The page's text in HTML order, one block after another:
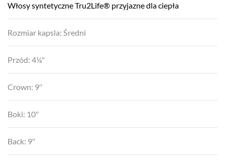
Włosy syntetyczne Tru2Life® przyjazne dla ciepła
Rozmiar kapsla: Średni
Przód: 4¼"
Crown: 9″
Boki: 10″
Back: 9″